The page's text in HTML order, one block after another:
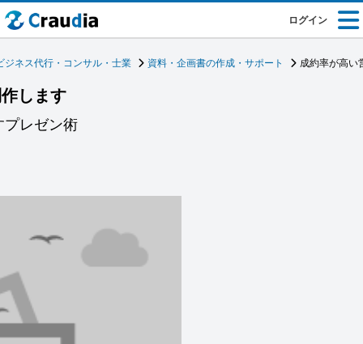
ログイン
ジネス代行・コンサル・士業 資料・企画書の作成・サポート 成約率が高い
します
プレゼン術